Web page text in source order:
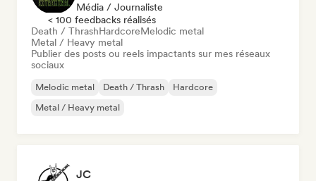
Média / Journaliste
< 100 feedbacks réalisés
Death / ThrashHardcoreMelodic metal
Metal / Heavy metal
Publier des posts ou reels impactants sur mes réseaux
sociaux
Melodic metal Death / Thrash
Hardcore
Metal / Heavy metal
JC